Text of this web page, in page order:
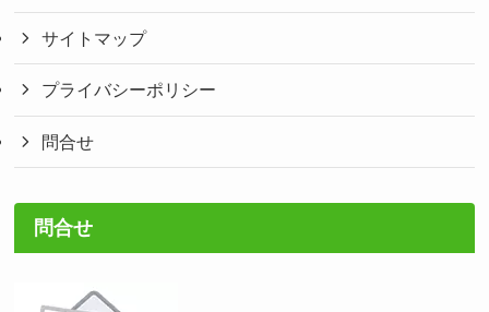
サイトマップ
プライバシーポリシー
問合せ
問合せ